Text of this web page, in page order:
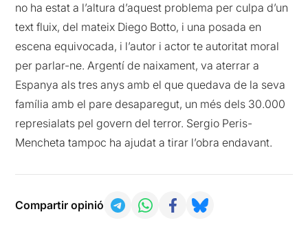
no ha estat a l’altura d’aquest problema per culpa d’un
text fluix, del mateix Diego Botto, i una posada en
escena equivocada, i l’autor i actor te autoritat moral
per parlar-ne. Argentí de naixament, va aterrar a
Espanya als tres anys amb el que quedava de la seva
família amb el pare desaparegut, un més dels 30.000
represialats pel govern del terror. Sergio Peris-
Mencheta tampoc ha ajudat a tirar l’obra endavant.
Compartir opinió